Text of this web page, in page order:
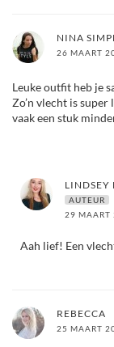
NINA
26 MAART
Leuke outfit heb je
Zo’n vlecht is
vaak een stuk
LINDSEY
AUTEUR
29
Aah lief! Een
REBECCA
25 MAART